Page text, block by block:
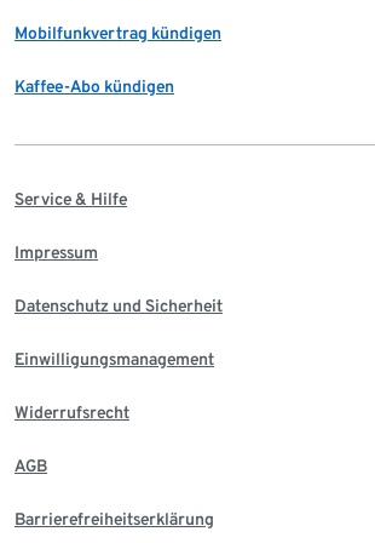
Mobilfunkvertrag kündigen
Kaffee-Abo kündigen
Service & Hilfe
Impressum
Datenschutz und Sicherheit
Einwilligungsmanagement
Widerrufsrecht
AGB
Barrierefreiheitserklärung